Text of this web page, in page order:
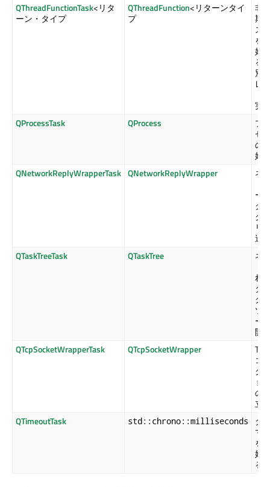
QThreadFunctionTask<リタ
ーン・タイプ
QThreadFunction<リターンタイ
プ
非
期
ス
を
始
る
別
レ
実
QProcessTask
QProcess
プ
セ
の
始
QNetworkReplyWrapperTask QNetworkReplyWrapper
ネ
ー
ク
ク
リ
送
QTaskTreeTask
QTaskTree
ネ
れ
タ
ク
ツ
ー
開
QTcpSocketWrapperTask
QTcpSocketWrapper
TCP
コ
ク
ョ
の
立
QTimeoutTask
std::chrono::milliseconds
タ
マ
を
始
る